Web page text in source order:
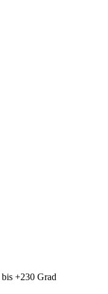
+230 Grad